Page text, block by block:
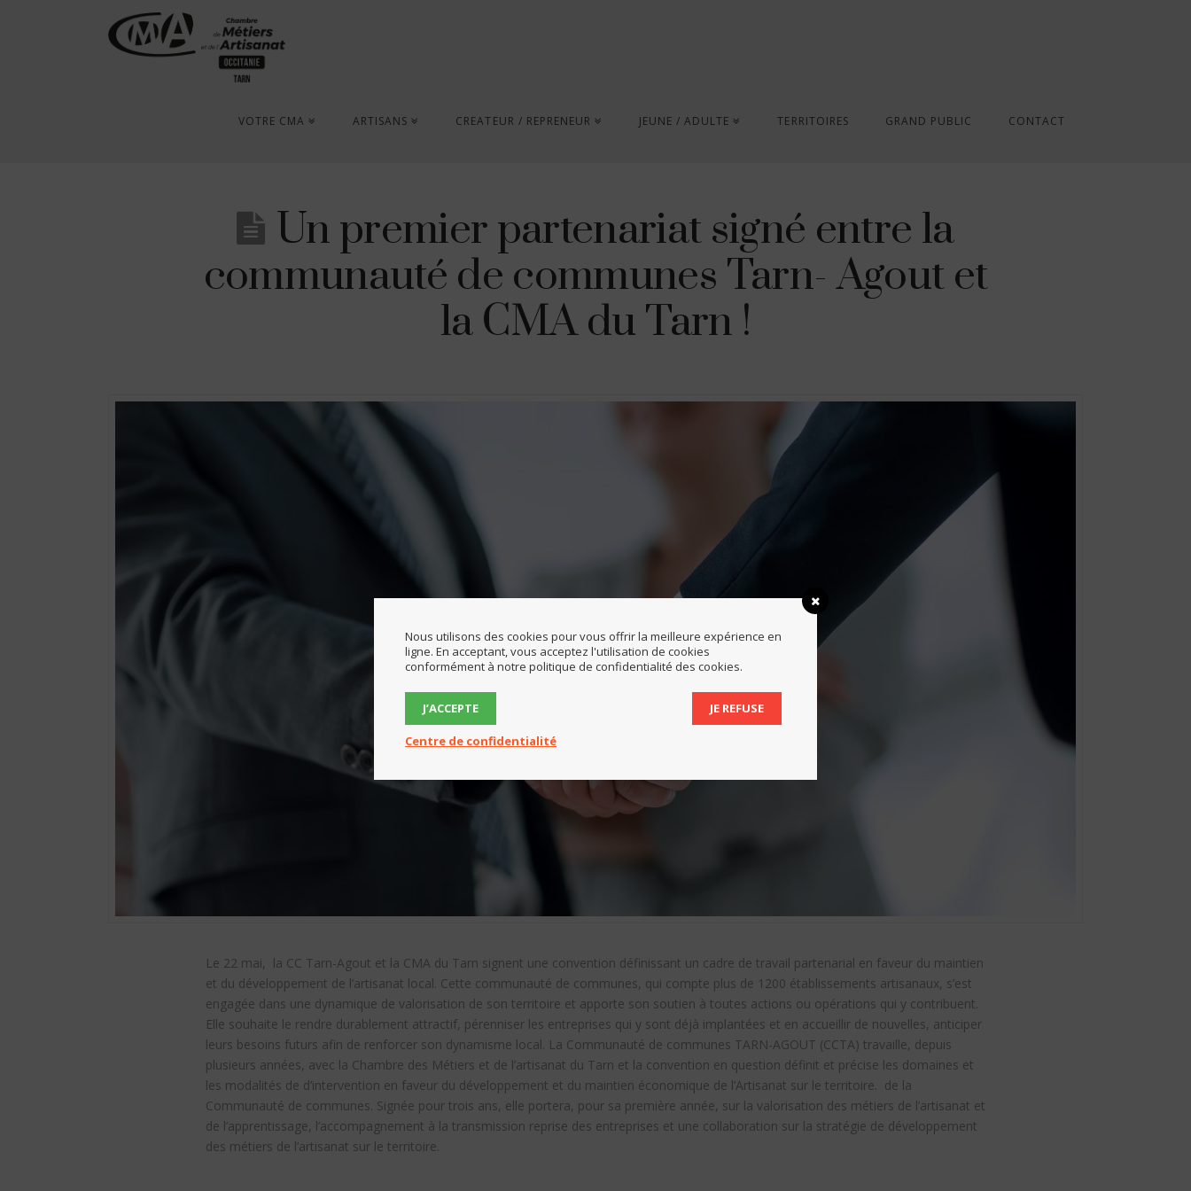
VOTRE CMA ARTISANS CREATEUR / REPRENEUR JEUNE / ADULTE TERRITOIRES GRAND PUBLIC CONTACT
Un premier partenariat signé entre la
communauté de communes Tarn- Agout et
la CMA du Tarn !
Le 22 mai, la CC Tarn-Agout et la CMA du Tarn signent une convention définissant un cadre de travail partenarial en faveur du maintien
et du développement de l’artisanat local. Cette communauté de communes, qui compte plus de 1200 établissements artisanaux, s’est
engagée dans une dynamique de valorisation de son territoire et apporte son soutien à toutes actions ou opérations qui y contribuent.
Elle souhaite le rendre durablement attractif, pérenniser les entreprises qui y sont déjà implantées et en accueillir de nouvelles, anticiper
leurs besoins futurs afin de renforcer son dynamisme local. La Communauté de communes TARN-AGOUT (CCTA) travaille, depuis
plusieurs années, avec la Chambre des Métiers et de l’artisanat du Tarn et la convention en question définit et précise les domaines et
les modalités de d’intervention en faveur du développement et du maintien économique de l’Artisanat sur le territoire. de la
Communauté de communes. Signée pour trois ans, elle portera, pour sa première année, sur la valorisation des métiers de l’artisanat et
de l’apprentissage, l’accompagnement à la transmission reprise des entreprises et une collaboration sur la stratégie de développement
des métiers de l’artisanat sur le territoire.
Nous utilisons des cookies pour vous offrir la meilleure expérience en
ligne. En acceptant, vous acceptez l'utilisation de cookies
conformément à notre politique de confidentialité des cookies.
J’ACCEPTE JE REFUSE
Centre de confidentialité